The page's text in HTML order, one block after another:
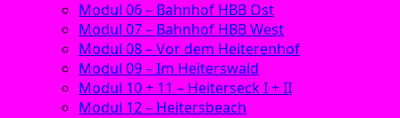
Modul 06 – Bahnhof HBB Ost
Modul 07 – Bahnhof HBB West
Modul 08 – Vor dem Heiterenhof
Modul 09 – Im Heiterswald
Modul 10 + 11 – Heiterseck I + II
Modul 12 – Heitersbeach